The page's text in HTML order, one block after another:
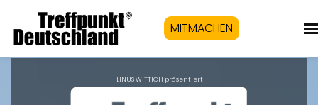
MITMACHEN
LINUS WITTICH präsentiert